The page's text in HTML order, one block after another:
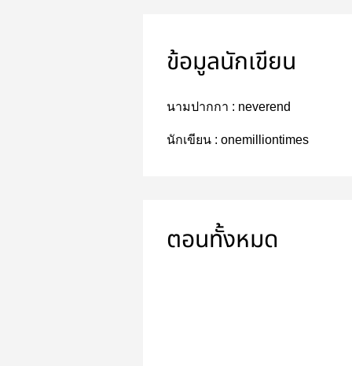
ข้อมูลนักเขียน
นามปากกา : neverend
นักเขียน : onemilliontimes
ตอนทั้งหมด